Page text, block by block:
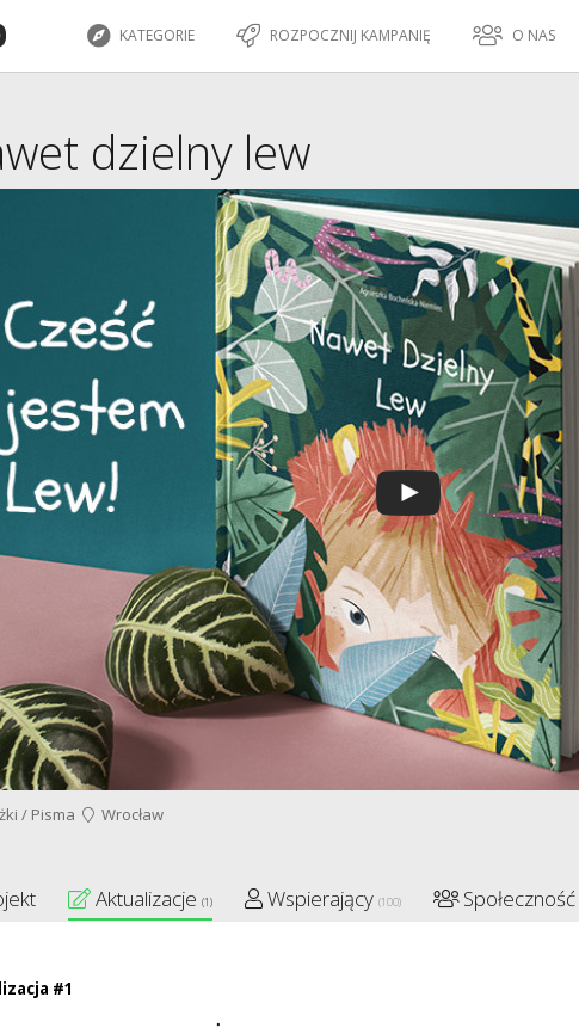
KATEGORIE ROZPOCZNIJ KAMPANIĘ O NAS
dzielny lew
/ Pisma Wrocław
Aktualizacje (1) Wspierający (100) Społeczność
#1